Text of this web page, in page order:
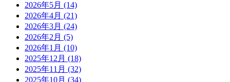
2026年5月 (14)
2026年4月 (21)
2026年3月 (24)
2026年2月 (5)
2026年1月 (10)
2025年12月 (18)
2025年11月 (32)
2025年10月 (34)